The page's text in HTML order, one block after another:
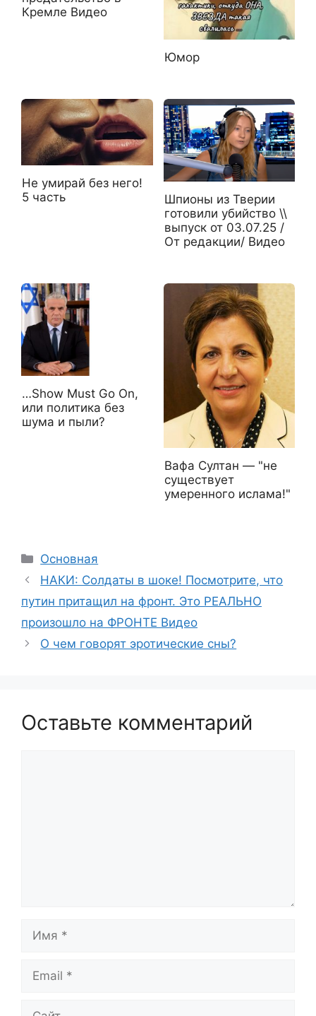
Кремле Видео
Юмор
Не умирай без него!
5 часть
Шпионы из Тверии
готовили убийство \\
выпуск от 03.07.25 /
От редакции/ Видео
…Show Must Go On,
или политика без
шума и пыли?
Вафа Султан — "не
существует
умеренного ислама!"
Рубрики
Основная
НАКИ: Солдаты в шоке! Посмотрите, что
путин притащил на фронт. Это РЕАЛЬНО
произошло на ФРОНТЕ Видео
О чем говорят эротические сны?
Оставьте комментарий
Имя
Email
Сайт